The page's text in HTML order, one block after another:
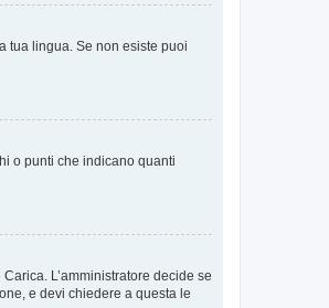
tua lingua. Se non esiste puoi
o punti che indicano quanti
L’amministratore decide se
e devi chiedere a questa le